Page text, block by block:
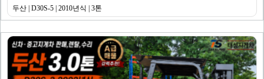
두산 | D30S-5 | 2010년식 | 3톤